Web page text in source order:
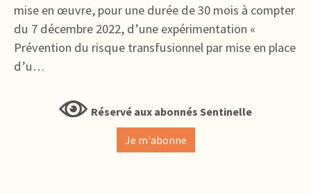
mise en œuvre, pour une durée de 30 mois à compter
du 7 décembre 2022, d’une expérimentation «
Prévention du risque transfusionnel par mise en place
d’u…
Réservé aux abonnés Sentinelle
Je m'abonne